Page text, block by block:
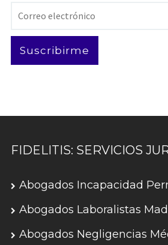
Correo
Suscribirme
FIDELITIS: SERVICIOS
Abogados Incapacidad
Abogados Laboralistas
Abogados Negligencias